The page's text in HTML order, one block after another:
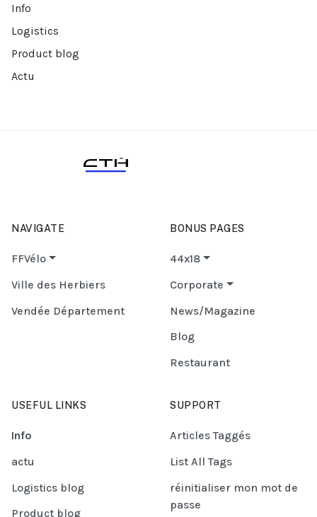
Info
Logistics
Product blog
Actu
NAVIGATE
FFVélo
Ville des Herbiers
Vendée Département
BONUS PAGES
44x18
Corporate
News/Magazine
Blog
Restaurant
USEFUL LINKS
Info
actu
Logistics blog
Product blog
SUPPORT
Articles Taggés
List All Tags
réinitialiser mon mot de
passe